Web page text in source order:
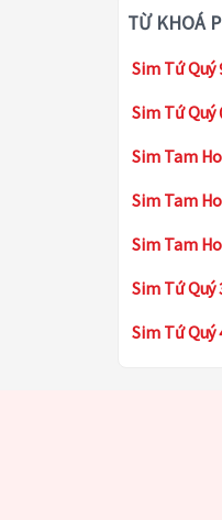
TỪ KHOÁ
Sim Tứ Quý
Sim Tứ Quý
Sim Tam
Sim Tam
Sim Tam
Sim Tứ Quý
Sim Tứ Quý